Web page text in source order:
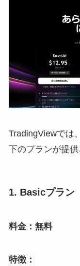
TradingViewでは
下のプランが提供
1. Basicプラ
料金：無料
特徴：